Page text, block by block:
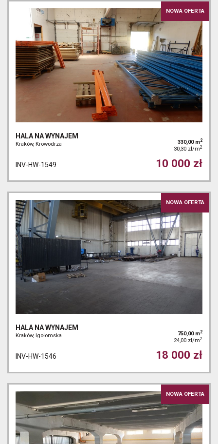
NOWA OFERTA
HALA NA WYNAJEM
Kraków, Krowodrza 330,00 m2
30,30 zł/m2
INV-HW-1549 10 000 zł
NOWA OFERTA
HALA NA WYNAJEM
Kraków, Igołomska 750,00 m2
24,00 zł/m2
INV-HW-1546 18 000 zł
NOWA OFERTA